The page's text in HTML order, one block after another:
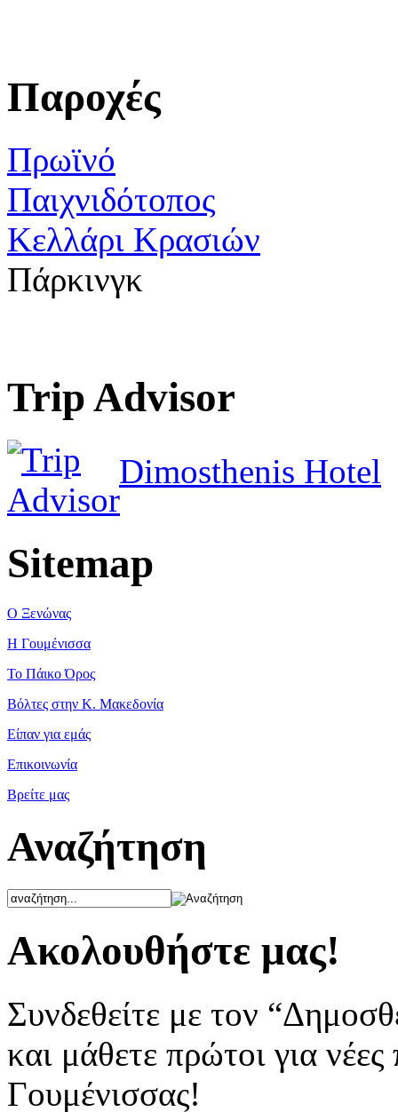
Παροχές
Πρωϊνό
Παιχνιδότοπος
Κελλάρι Κρασιών
Πάρκινγκ
Trip Advisor
Dimosthenis Hotel
Sitemap
Ο Ξενώνας
Η Γουμένισσα
Το Πάικο Όρος
Βόλτες στην Κ. Μακεδονία
Είπαν για εμάς
Επικοινωνία
Βρείτε μας
Αναζήτηση
Ακολουθήστε μας!
Συνδεθείτε με τον
και μάθετε πρώτοι για
Γουμένισσας!